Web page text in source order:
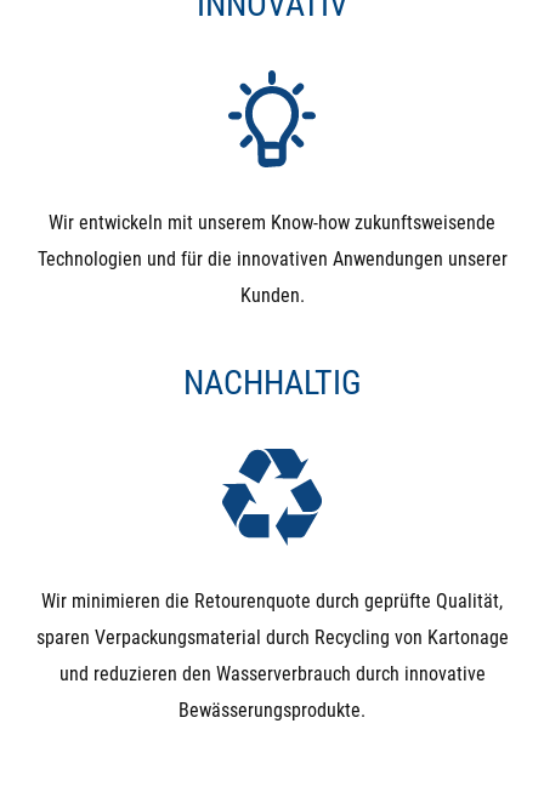
Wir entwickeln mit unserem Know-how zukunftsweisende
Technologien und für die innovativen Anwendungen unserer
Kunden.
NACHHALTIG
Wir minimieren die Retourenquote durch geprüfte Qualität,
sparen Verpackungsmaterial durch Recycling von Kartonage
und reduzieren den Wasserverbrauch durch innovative
Bewässerungsprodukte.